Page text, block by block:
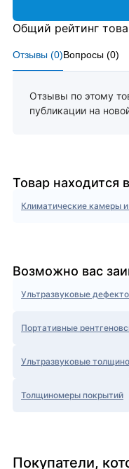
Отзывы (0)Вопросы (0)
Отзывы по этому
публикации на
Общий рейтинг
Товар находится
Климатические камеры
Возможно вас
Ультразвуковые
Портативные
Ультразвуковые
Толщиномеры покрытий
Покупатели,